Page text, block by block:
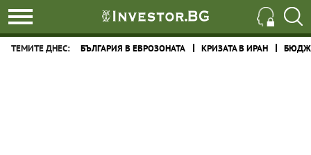
ТЕМИТЕ ДНЕС: БЪЛГАРИЯ В ЕВРОЗОНАТА КРИЗАТА В ИРАН